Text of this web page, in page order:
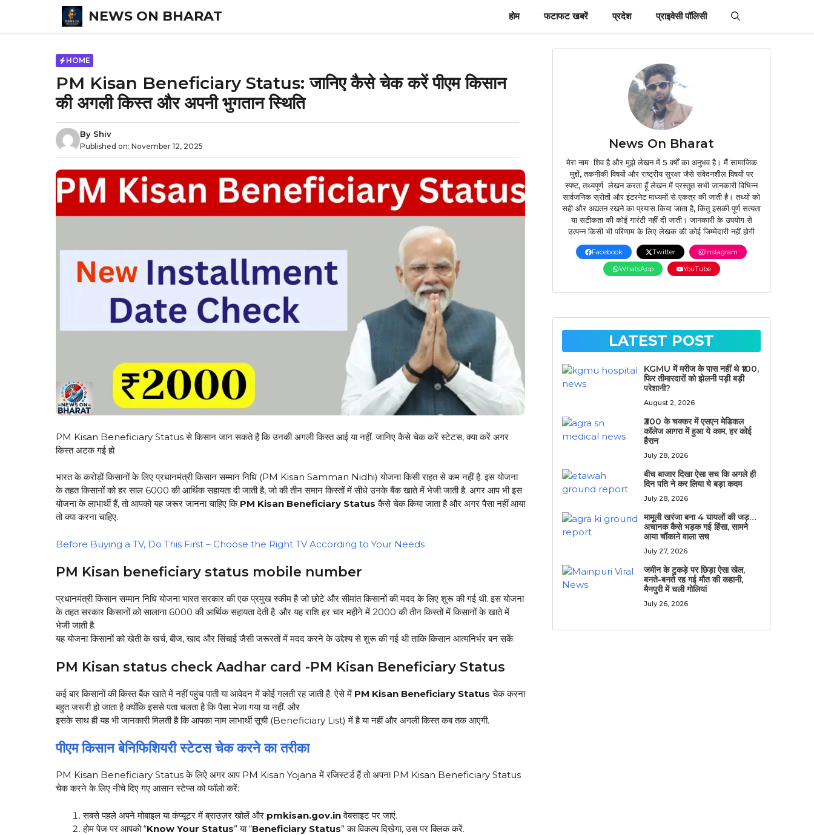
content
NEWS ON BHARAT होम फटाफट खबरें प्रदेश प्राइवेसी पॉलिसी
HOME
PM Kisan Beneficiary Status: जानिए कैसे चेक करें पीएम किसान
की अगली किस्त और अपनी भुगतान स्थिति
By Shiv
Published on: November 12, 2025
PM Kisan Beneficiary Status से किसान जान सकते हैं कि उनकी अगली किस्त आई या नहीं. जानिए कैसे चेक करें स्टेटस, क्या करें अगर
किस्त अटक गई हो
भारत के करोड़ों किसानों के लिए प्रधानमंत्री किसान सम्मान निधि (PM Kisan Samman Nidhi) योजना किसी राहत से कम नहीं है. इस योजना
के तहत किसानों को हर साल ₹6000 की आर्थिक सहायता दी जाती है, जो की तीन समान किस्तों में सीधे उनके बैंक खाते में भेजी जाती है. अगर आप भी इस
योजना के लाभार्थी हैं, तो आपको यह जरूर जानना चाहिए कि PM Kisan Beneficiary Status कैसे चेक किया जाता है और अगर पैसा नहीं आया
तो क्या करना चाहिए.
Before Buying a TV, Do This First – Choose the Right TV According to Your Needs
PM Kisan beneficiary status mobile number
प्रधानमंत्री किसान सम्मान निधि योजना भारत सरकार की एक प्रमुख स्कीम है जो छोटे और सीमांत किसानों की मदद के लिए शुरू की गई थी. इस योजना
के तहत सरकार किसानों को सालाना ₹6000 की आर्थिक सहायता देती है. और यह राशि हर चार महीने में ₹2000 की तीन किस्तों में किसानों के खाते में
भेजी जाती है.
यह योजना किसानों को खेती के खर्च, बीज, खाद और सिंचाई जैसी जरूरतों में मदद करने के उद्देश्य से शुरू की गई थी ताकि किसान आत्मनिर्भर बन सकें.
PM Kisan status check Aadhar card -PM Kisan Beneficiary Status
कई बार किसानों की किस्त बैंक खाते में नहीं पहुंच पाती या आवेदन में कोई गलती रह जाती है. ऐसे में PM Kisan Beneficiary Status चेक करना
बहुत जरूरी हो जाता है क्योंकि इससे पता चलता है कि पैसा भेजा गया या नहीं. और
इसके साथ ही यह भी जानकारी मिलती है कि आपका नाम लाभार्थी सूची (Beneficiary List) में है या नहीं और अगली किस्त कब तक आएगी.
पीएम किसान बेनिफिशियरी स्टेटस चेक करने का तरीका
PM Kisan Beneficiary Status के लिऐ अगर आप PM Kisan Yojana में रजिस्टर्ड हैं तो अपना PM Kisan Beneficiary Status
चेक करने के लिए नीचे दिए गए आसान स्टेप्स को फॉलो करें:
सबसे पहले अपने मोबाइल या कंप्यूटर में ब्राउज़र खोलें और pmkisan.gov.inवेबसाइट पर जाएं.
होम पेज पर आपको “Know Your Status” या “Beneficiary Status” का विकल्प दिखेगा, उस पर क्लिक करें.
News On Bharat
मेरा नाम शिव है और मुझे लेखन में 5 वर्षों का अनुभव है। मैं सामाजिक
मुद्दों, तकनीकी विषयों और राष्ट्रीय सुरक्षा जैसे संवेदनशील विषयों पर
स्पष्ट, तथ्यपूर्ण लेखन करता हूँ लेखन में प्रस्तुत सभी जानकारी विभिन्न
सार्वजनिक स्रोतों और इंटरनेट माध्यमों से एकत्र की जाती है। तथ्यों को
सही और अद्यतन रखने का प्रयास किया जाता है, किंतु इसकी पूर्ण सत्यता
या सटीकता की कोई गारंटी नहीं दी जाती। जानकारी के उपयोग से
उत्पन्न किसी भी परिणाम के लिए लेखक की कोई जिम्मेदारी नहीं होगी
Facebook Twitter
Instagram
WhatsApp
YouTube
LATEST POST
KGMU में मरीज के पास नहीं थे ₹100,
फिर तीमारदारों को झेलनी पड़ी बड़ी
परेशानी?
August 2, 2026
₹300 के चक्कर में एसएन मेडिकल
कॉलेज आगरा में हुआ ये काम, हर कोई
हैरान
July 28, 2026
बीच बाजार दिखा ऐसा सच कि अगले ही
दिन पति ने कर लिया ये बड़ा कदम
July 28, 2026
मामूली खरंजा बना 4 घायलों की जड़…
अचानक कैसे भड़क गई हिंसा, सामने
आया चौंकाने वाला सच
July 27, 2026
जमीन के टुकड़े पर छिड़ा ऐसा खेल,
बनते-बनते रह गई मौत की कहानी,
मैनपुरी में चली गोलियां
July 26, 2026